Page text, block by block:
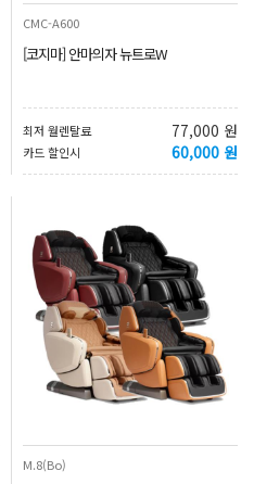
CMC-A600
[코지마] 안마의자 뉴트로W
최저 월렌탈료 77,000 원
카드 할인시 60,000 원
M.8(Bo)